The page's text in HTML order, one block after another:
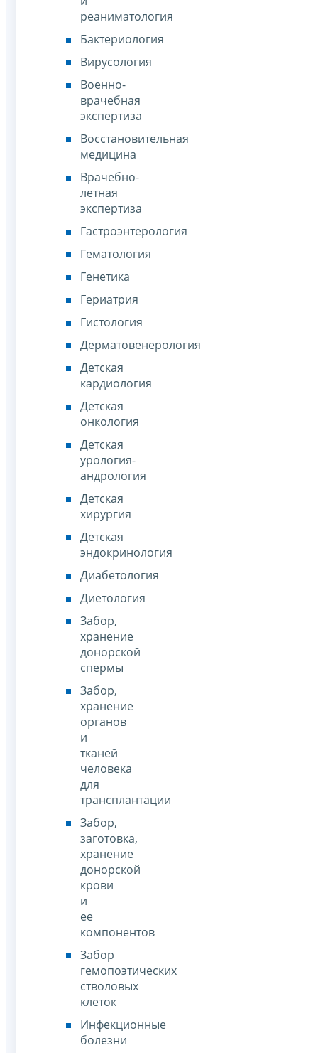
реаниматология
Бактериология
Вирусология
Военно-
врачебная
экспертиза
Восстановительная
медицина
Врачебно-
летная
экспертиза
Гастроэнтерология
Гематология
Генетика
Гериатрия
Гистология
Дерматовенерология
Детская
кардиология
Детская
онкология
Детская
урология-
андрология
Детская
хирургия
Детская
эндокринология
Диабетология
Диетология
Забор,
хранение
донорской
спермы
Забор,
хранение
органов
и
тканей
человека
для
трансплантации
Забор,
заготовка,
хранение
донорской
крови
и
ее
компонентов
Забор
гемопоэтических
стволовых
клеток
Инфекционные
болезни